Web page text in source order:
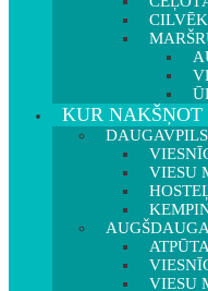
KUR NAKŠŅOT
DAUGAVPILS
VIESU
VIESU